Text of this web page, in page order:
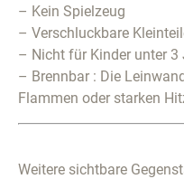
– Kein Spielzeug
– Verschluckbare
– Nicht für Kinder unter 3
– Brennbar : Die
Flammen oder starken
Weitere sichtbare